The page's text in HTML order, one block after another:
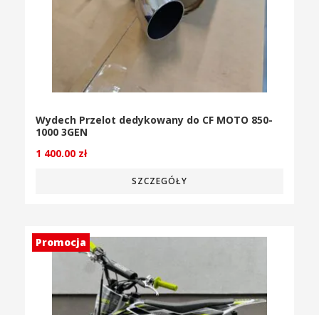
Wydech Przelot dedykowany do CF MOTO 850-
1000 3GEN
1 400.00 zł
SZCZEGÓŁY
Promocja